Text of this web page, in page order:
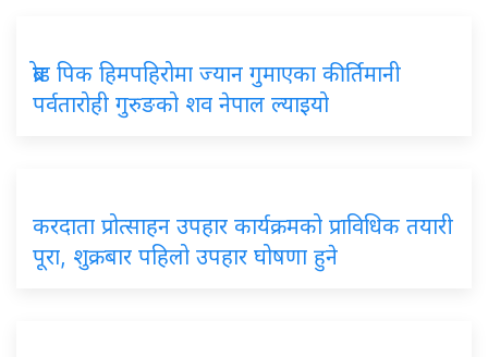
ब्रोड पिक हिमपहिरोमा ज्यान गुमाएका कीर्तिमानी
पर्वतारोही गुरुङको शव नेपाल ल्याइयो
करदाता प्रोत्साहन उपहार कार्यक्रमको प्राविधिक तयारी
पूरा, शुक्रबार पहिलो उपहार घोषणा हुने